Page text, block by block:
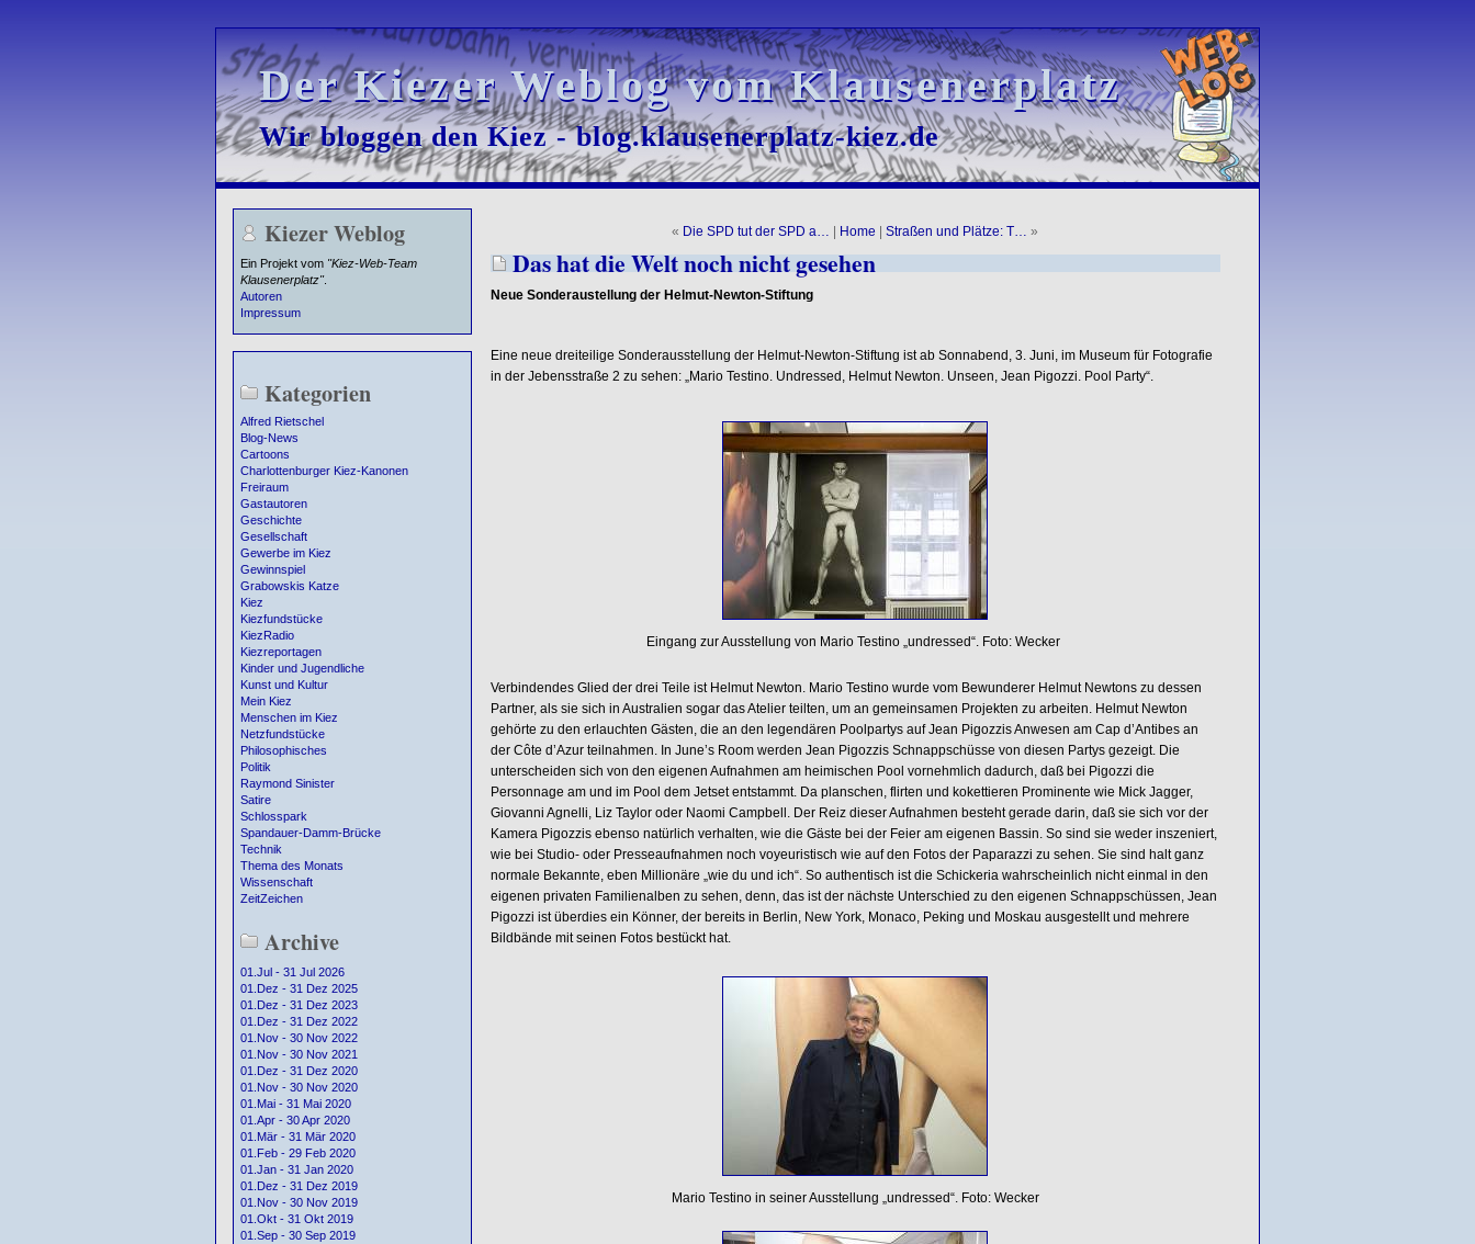
Der Kiezer Weblog vom Klausenerplatz
Der Kiezer Weblog vom Klausenerplatz
Wir bloggen den Kiez - blog.klausenerplatz-kiez.de
Wir bloggen den Kiez - blog.klausenerplatz-kiez.de
Kiezer Weblog
Ein Projekt vom "Kiez-Web-Team
Klausenerplatz".
Autoren
Impressum
Kategorien
Alfred Rietschel
Blog-News
Cartoons
Charlottenburger Kiez-Kanonen
Freiraum
Gastautoren
Geschichte
Gesellschaft
Gewerbe im Kiez
Gewinnspiel
Grabowskis Katze
Kiez
Kiezfundstücke
KiezRadio
Kiezreportagen
Kinder und Jugendliche
Kunst und Kultur
Mein Kiez
Menschen im Kiez
Netzfundstücke
Philosophisches
Politik
Raymond Sinister
Satire
Schlosspark
Spandauer-Damm-Brücke
Technik
Thema des Monats
Wissenschaft
ZeitZeichen
Archive
01.Jul - 31 Jul 2026
01.Dez - 31 Dez 2025
01.Dez - 31 Dez 2023
01.Dez - 31 Dez 2022
01.Nov - 30 Nov 2022
01.Nov - 30 Nov 2021
01.Dez - 31 Dez 2020
01.Nov - 30 Nov 2020
01.Mai - 31 Mai 2020
01.Apr - 30 Apr 2020
01.Mär - 31 Mär 2020
01.Feb - 29 Feb 2020
01.Jan - 31 Jan 2020
01.Dez - 31 Dez 2019
01.Nov - 30 Nov 2019
01.Okt - 31 Okt 2019
01.Sep - 30 Sep 2019
« Die SPD tut der SPD a… Home Straßen und Plätze: T… »
Das hat die Welt noch nicht gesehen
Neue Sonderaustellung der Helmut-Newton-Stiftung
Eine neue dreiteilige Sonderausstellung der Helmut-Newton-Stiftung ist ab Sonnabend, 3. Juni, im Museum für Fotografie
in der Jebensstraße 2 zu sehen: „Mario Testino. Undressed, Helmut Newton. Unseen, Jean Pigozzi. Pool Party“.
Eingang zur Ausstellung von Mario Testino „undressed“. Foto: Wecker
Verbindendes Glied der drei Teile ist Helmut Newton. Mario Testino wurde vom Bewunderer Helmut Newtons zu dessen
Partner, als sie sich in Australien sogar das Atelier teilten, um an gemeinsamen Projekten zu arbeiten. Helmut Newton
gehörte zu den erlauchten Gästen, die an den legendären Poolpartys auf Jean Pigozzis Anwesen am Cap d’Antibes an
der Côte d’Azur teilnahmen. In June’s Room werden Jean Pigozzis Schnappschüsse von diesen Partys gezeigt. Die
unterscheiden sich von den eigenen Aufnahmen am heimischen Pool vornehmlich dadurch, daß bei Pigozzi die
Personnage am und im Pool dem Jetset entstammt. Da planschen, flirten und kokettieren Prominente wie Mick Jagger,
Giovanni Agnelli, Liz Taylor oder Naomi Campbell. Der Reiz dieser Aufnahmen besteht gerade darin, daß sie sich vor der
Kamera Pigozzis ebenso natürlich verhalten, wie die Gäste bei der Feier am eigenen Bassin. So sind sie weder inszeniert,
wie bei Studio- oder Presseaufnahmen noch voyeuristisch wie auf den Fotos der Paparazzi zu sehen. Sie sind halt ganz
normale Bekannte, eben Millionäre „wie du und ich“. So authentisch ist die Schickeria wahrscheinlich nicht einmal in den
eigenen privaten Familienalben zu sehen, denn, das ist der nächste Unterschied zu den eigenen Schnappschüssen, Jean
Pigozzi ist überdies ein Könner, der bereits in Berlin, New York, Monaco, Peking und Moskau ausgestellt und mehrere
Bildbände mit seinen Fotos bestückt hat.
Mario Testino in seiner Ausstellung „undressed“. Foto: Wecker